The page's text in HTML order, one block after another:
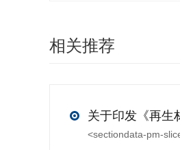
相关推荐